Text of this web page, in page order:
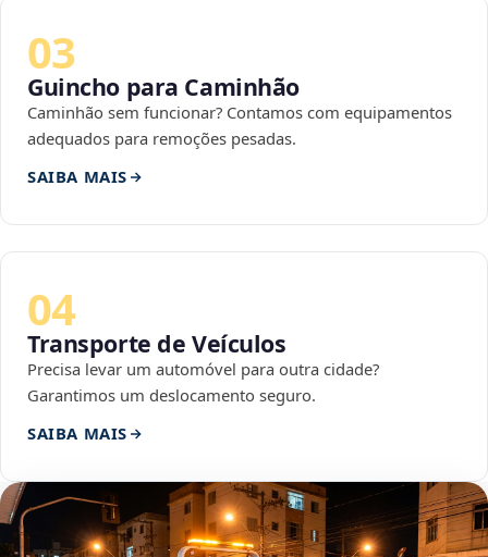
03
Guincho para Caminhão
Caminhão sem funcionar? Contamos com equipamentos
adequados para remoções pesadas.
SAIBA MAIS
04
Transporte de Veículos
Precisa levar um automóvel para outra cidade?
Garantimos um deslocamento seguro.
SAIBA MAIS